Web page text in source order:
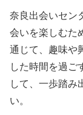
奈良出会いセン
会いを楽しむた
通じて、趣味や
した時間を過ご
して、一歩踏み
い。